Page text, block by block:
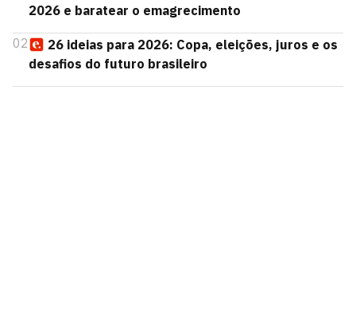
2026 e baratear o emagrecimento
02
26 ideias para 2026: Copa, eleições, juros e os
desafios do futuro brasileiro